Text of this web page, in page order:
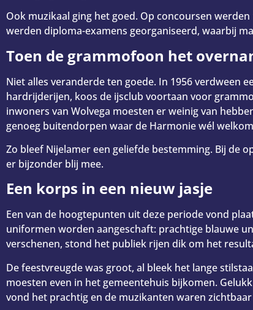
Ook muzikaal ging het goed. Op concoursen
werden diploma-examens georganiseerd, waarbij
Toen de grammofoon het
Niet alles veranderde ten goede. In 1956 verdween
hardrijderijen, koos de ijsclub voortaan voor
inwoners van Wolvega moesten er weinig van
genoeg buitendorpen waar de Harmonie wél
Zo bleef Nijelamer een geliefde bestemming. Bij de
er bijzonder blij mee.
Een korps in een nieuw jasje
Een van de hoogtepunten uit deze periode vond
uniformen worden aangeschaft: prachtige blauwe
verschenen, stond het publiek rijen dik om het
De feestvreugde was groot, al bleek het lange
moesten even in het gemeentehuis bijkomen.
vond het prachtig en de muzikanten waren